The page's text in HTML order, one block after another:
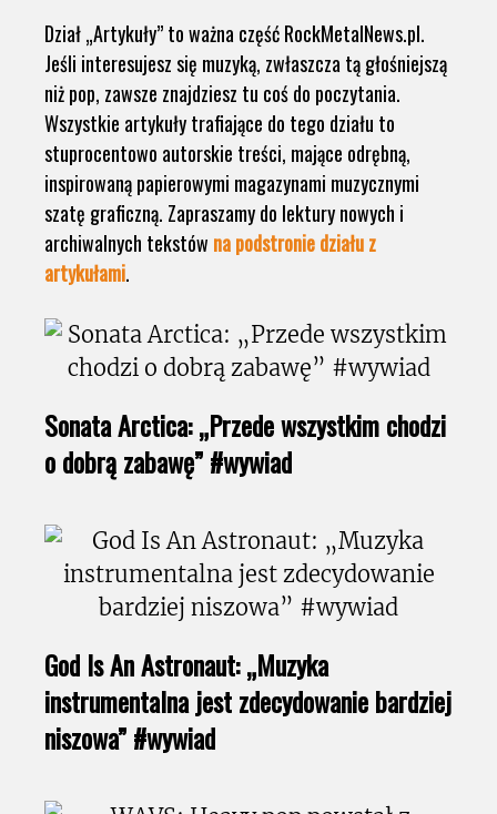
Dział „Artykuły” to ważna część RockMetalNews.pl.
Jeśli interesujesz się muzyką, zwłaszcza tą głośniejszą
niż pop, zawsze znajdziesz tu coś do poczytania.
Wszystkie artykuły trafiające do tego działu to
stuprocentowo autorskie treści, mające odrębną,
inspirowaną papierowymi magazynami muzycznymi
szatę graficzną. Zapraszamy do lektury nowych i
archiwalnych tekstów na podstronie działu z
artykułami.
Sonata Arctica: „Przede wszystkim chodzi
o dobrą zabawę” #wywiad
God Is An Astronaut: „Muzyka
instrumentalna jest zdecydowanie bardziej
niszowa” #wywiad